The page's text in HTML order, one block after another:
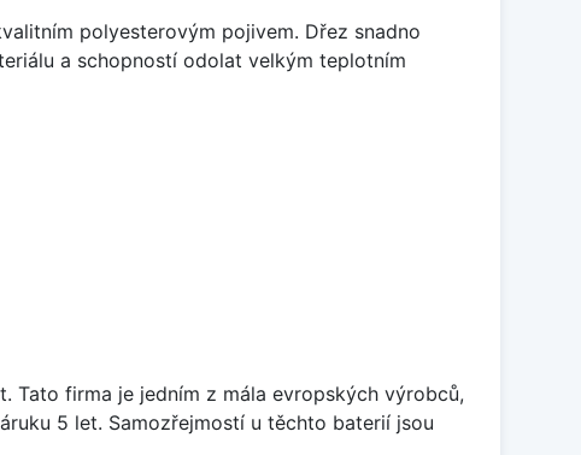
polyesterovým pojivem. Dřez snadno
a schopností odolat velkým teplotním
Tato firma je jedním z mála evropských výrobců,
5 let. Samozřejmostí u těchto baterií jsou